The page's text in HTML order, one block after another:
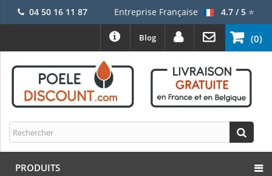
04 50 16 11 87 Entreprise Française 4.7 / 5⭐
(0)
Blog
PRODUITS